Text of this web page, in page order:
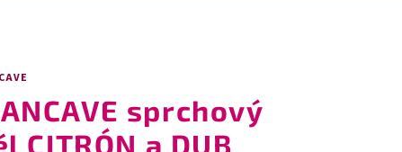
sprchový
CITRÓN a DUB